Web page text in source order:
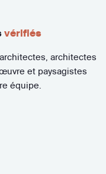
vérifiés
architectes
et paysagistes
équipe.